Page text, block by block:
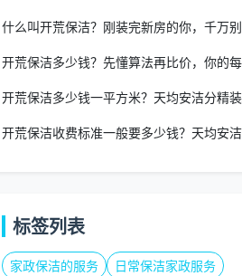
标签列表
家政保洁的服务
日常保洁家政服务